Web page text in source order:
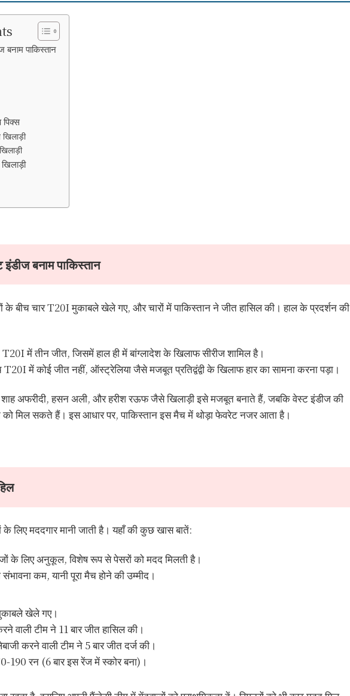
पाकिस्तान
बनाम पाकिस्तान
के बीच चार T20I मुकाबले खेले गए, और चारों में पाकिस्तान ने जीत हासिल की। हाल के प्रदर्शन की
में तीन जीत, जिसमें हाल ही में बांग्लादेश के खिलाफ सीरीज शामिल है।
T20I में कोई जीत नहीं, ऑस्ट्रेलिया जैसे मजबूत प्रतिद्वंद्वी के खिलाफ हार का सामना करना पड़ा।
शाह अफरीदी, हसन अली, और हरीश रऊफ जैसे खिलाड़ी इसे मजबूत बनाते हैं, जबकि वेस्ट इंडीज की
मिल सकते हैं। इस आधार पर, पाकिस्तान इस मैच में थोड़ा फेवरेट नजर आता है।
के लिए मददगार मानी जाती है। यहाँ की कुछ खास बातें:
के लिए अनुकूल, विशेष रूप से पेसरों को मदद मिलती है।
संभावना कम, यानी पूरा मैच होने की उम्मीद।
खेले गए।
वाली टीम ने 11 बार जीत हासिल की।
करने वाली टीम ने 5 बार जीत दर्ज की।
190 रन (6 बार इस रेंज में स्कोर बना)।